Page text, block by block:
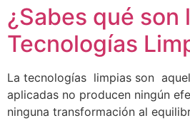
¿Sabes qué son
Tecnologías
La tecnologías limpias son
aplicadas no producen ningún
ninguna transformación al